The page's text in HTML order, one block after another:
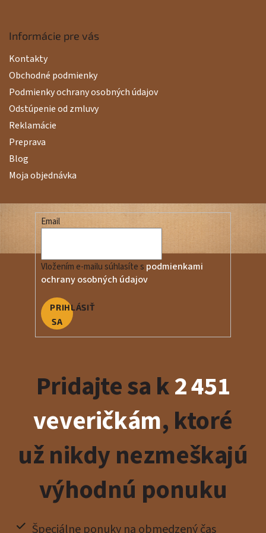
Informácie pre vás
Kontakty
Obchodné podmienky
Podmienky ochrany osobných údajov
Odstúpenie od zmluvy
Reklamácie
Preprava
Blog
Moja objednávka
Email
Vložením e-mailu súhlasíte s podmienkami
ochrany osobných údajov
PRIHLÁSIŤ
SA
Pridajte sa k2 451
veveričkám, ktoré
už nikdy nezmeškajú
výhodnú ponuku
Špeciálne ponuky na obmedzený čas